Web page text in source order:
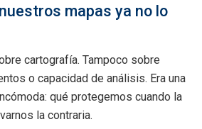
mapas ya no lo
cartografía. Tampoco sobre
o capacidad de análisis. Era una
qué protegemos cuando la
la contraria.